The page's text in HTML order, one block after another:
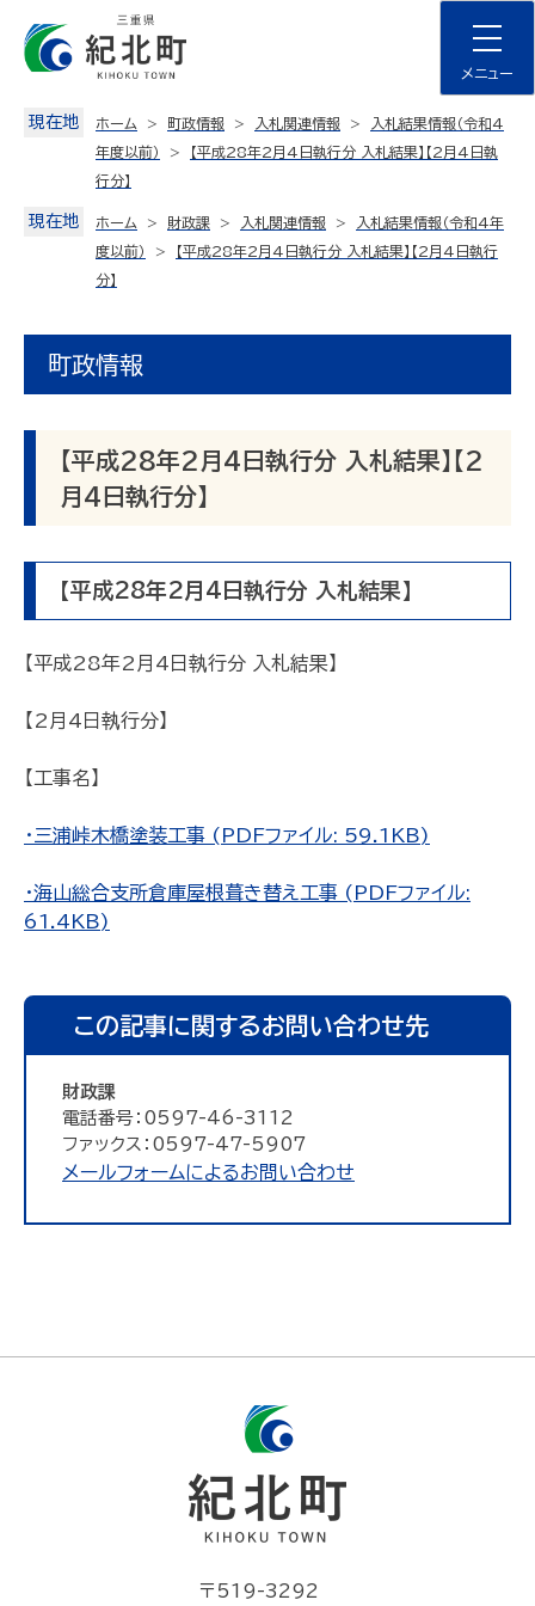
content
メニュー
現在地 ホーム 町政情報 入札関連情報
入札結果情報（令和4
年度以前）
【平成28年2月4日執行分 入札結果】【2月4日執
行分】
現在地 ホーム 財政課 入札関連情報
入札結果情報（令和4年
度以前）
【平成28年2月4日執行分 入札結果】【2月4日執行
分】
町政情報
【平成28年2月4日執行分 入札結果】【2
月4日執行分】
【平成28年2月4日執行分 入札結果】
【平成28年2月4日執行分 入札結果】
【2月4日執行分】
【工事名】
・三浦峠木橋塗装工事 (PDFファイル: 59.1KB)
・海山総合支所倉庫屋根葺き替え工事 (PDFファイル:
61.4KB)
この記事に関するお問い合わせ先
財政課
電話番号：0597-46-3112
ファックス：0597-47-5907
メールフォームによるお問い合わせ
〒519-3292